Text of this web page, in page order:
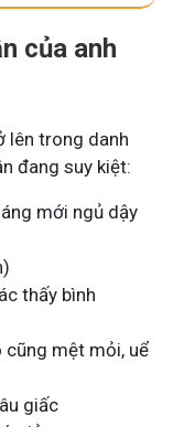
của anh
lên trong danh
đang suy kiệt:
mới ngủ dậy
thấy bình
mệt mỏi, uể
giấc